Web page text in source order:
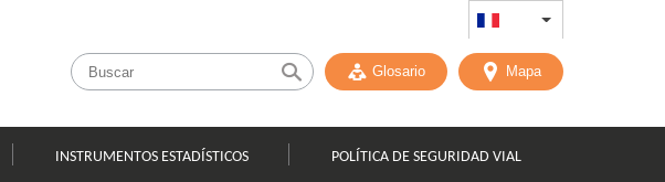
List additional
Glosario Mapa
INSTRUMENTOS ESTADÍSTICOS POLÍTICA DE SEGURIDAD VIAL